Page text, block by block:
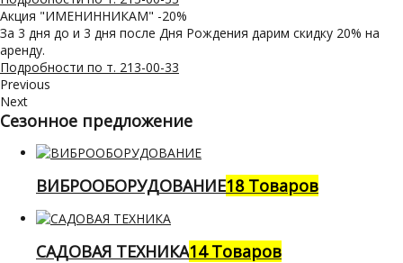
Акция "ИМЕНИННИКАМ" -20%
За 3 дня до и 3 дня после Дня Рождения дарим скидку 20% на
аренду.
Подробности по т. 213-00-33
Previous
Next
Сезонное предложение
ВИБРООБОРУДОВАНИЕ18 Товаров
САДОВАЯ ТЕХНИКА14 Товаров